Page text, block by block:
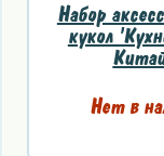
Набор
кукол
Нет в